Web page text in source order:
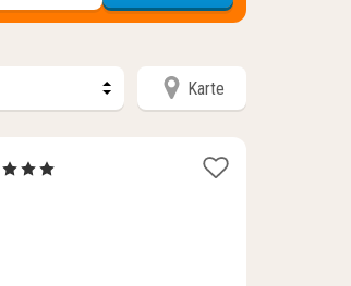
Karte
1
, 3 Sterne